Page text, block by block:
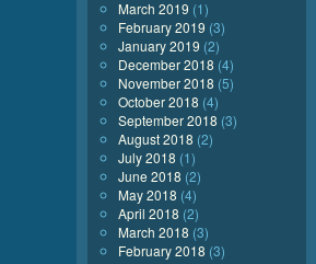
March 2019 (1)
February 2019 (3)
January 2019 (2)
December 2018 (4)
November 2018 (5)
October 2018 (4)
September 2018 (3)
August 2018 (2)
July 2018 (1)
June 2018 (2)
May 2018 (4)
April 2018 (2)
March 2018 (3)
February 2018 (3)